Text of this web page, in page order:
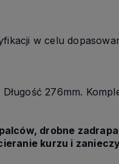
w celu
276mm.
drobne
kurzu i